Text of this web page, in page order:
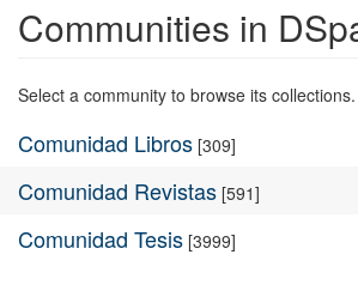
Communities in
Select a community to browse its collections.
Comunidad Libros [309]
Comunidad Revistas [591]
Comunidad Tesis [3999]